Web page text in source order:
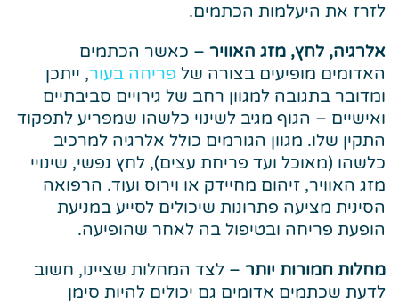
לזרז את היעלמות הכתמים.
אלרגיה, לחץ, מזג האוויר – כאשר הכתמים
האדומים מופיעים בצורה של פריחה בעור, ייתכן
ומדובר בתגובה למגוון רחב של גירויים סביבתיים
ואישיים – הגוף מגיב לשינוי כלשהו שמפריע לתפקוד
התקין שלו. מגוון הגורמים כולל אלרגיה למרכיב
כלשהו (מאוכל ועד פריחת עצים), לחץ נפשי, שינויי
מזג האוויר, זיהום מחיידק או וירוס ועוד. הרפואה
הסינית מציעה פתרונות שיכולים לסייע במניעת
הופעת פריחה ובטיפול בה לאחר שהופיעה.
מחלות חמורות יותר – לצד המחלות שציינו, חשוב
לדעת שכתמים אדומים גם יכולים להיות סימן